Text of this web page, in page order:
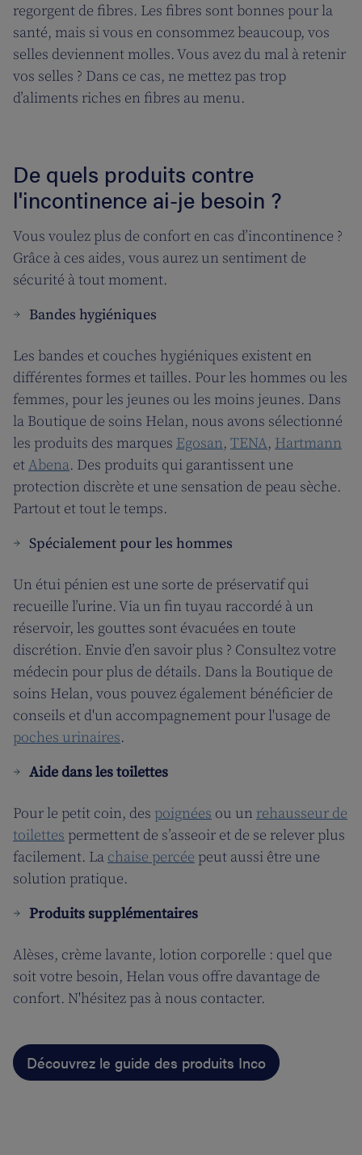
regorgent de fibres. Les fibres sont bonnes pour la
santé, mais si vous en consommez beaucoup, vos
selles deviennent molles. Vous avez du mal à retenir
vos selles ? Dans ce cas, ne mettez pas trop
d’aliments riches en fibres au menu.
De quels produits contre
l'incontinence ai-je besoin ?
Vous voulez plus de confort en cas d’incontinence ?
Grâce à ces aides, vous aurez un sentiment de
sécurité à tout moment.
Bandes hygiéniques
Les bandes et couches hygiéniques existent en
différentes formes et tailles. Pour les hommes ou les
femmes, pour les jeunes ou les moins jeunes. Dans
la Boutique de soins Helan, nous avons sélectionné
les produits des marques Egosan, TENA, Hartmann
etAbena. Des produits qui garantissent une
protection discrète et une sensation de peau sèche.
Partout et tout le temps.
Spécialement pour les hommes
Un étui pénien est une sorte de préservatif qui
recueille l’urine. Via un fin tuyau raccordé à un
réservoir, les gouttes sont évacuées en toute
discrétion. Envie d’en savoir plus ? Consultez votre
médecin pour plus de détails. Dans la Boutique de
soins Helan, vous pouvez également bénéficier de
conseils et d'un accompagnement pour l'usage de
poches urinaires.
Aide dans les toilettes
Pour le petit coin, des poignées ou un rehausseur de
toilettes permettent de s’asseoir et de se relever plus
facilement. La chaise percée peut aussi être une
solution pratique.
Produits supplémentaires
Alèses, crème lavante, lotion corporelle : quel que
soit votre besoin, Helan vous offre davantage de
confort. N'hésitez pas à nous contacter.
Découvrez le guide des produits Inco